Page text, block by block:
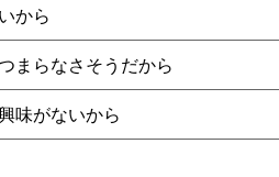
から
まらなさそうだから
味がないから